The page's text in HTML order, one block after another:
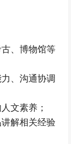
、博物馆等
、沟通协调
文素养；
解相关经验